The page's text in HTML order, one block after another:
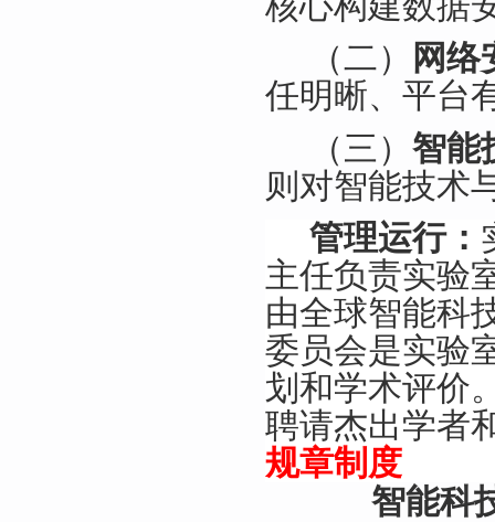
（二）
网络
任明晰、平台
（三） 智能
则对智能技术
管理运行：
主任负责实验
由全球智能科
委员会是实验
划和学术评价
聘请杰出学者
规章制度
智能科